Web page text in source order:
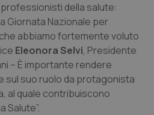
della salute:
Giornata Nazionale per
che abbiamo fortemente voluto
Eleonora Selvi, Presidente
– È importante rendere
sul suo ruolo da protagonista
al quale contribuiscono
Salute”.